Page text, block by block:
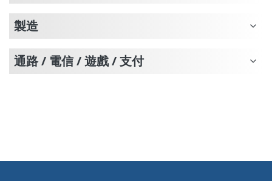
製造
通路 / 電信 / 遊戲 / 支付